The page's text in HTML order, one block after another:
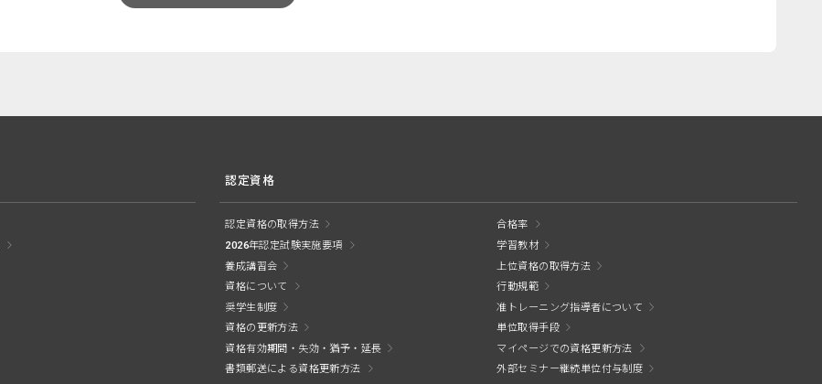
認定資格
認定資格の取得方法
合格率
2026年認定試験実施要項
学習教材
養成講習会
上位資格の取得方法
資格について
行動規範
奨学生制度
准トレーニング指導者について
資格の更新方法
単位取得手段
資格有効期間・失効・猶予・延長
マイページでの資格更新方法
書類郵送による資格更新方法
外部セミナー継続単位付与制度